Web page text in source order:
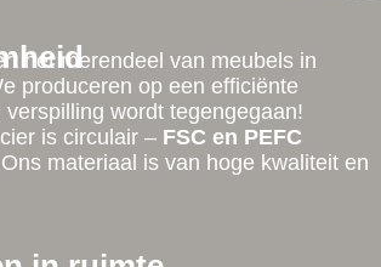
het merendeel van meubels in
produceren op een efficiënte
wordt tegengegaan!
is circulair – FSC en PEFC
materiaal is van hoge kwaliteit en